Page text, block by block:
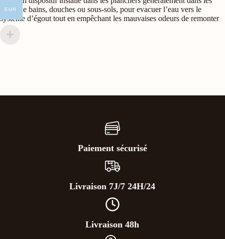
salles de bains, douches ou sous-sols, pour evacuer l’eau vers le
systeme d’égout tout en empêchant les mauvaises odeurs de remonter
Paiement sécurisé
Livraison 7J/7 24H/24
Livraison 48h
EUR